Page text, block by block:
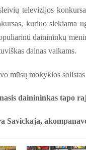
televizijos
kuriuo siekiama
dainininkų
dainas vaikams.
mūsų mokyklos
dainininkas tapo
Savickaja,